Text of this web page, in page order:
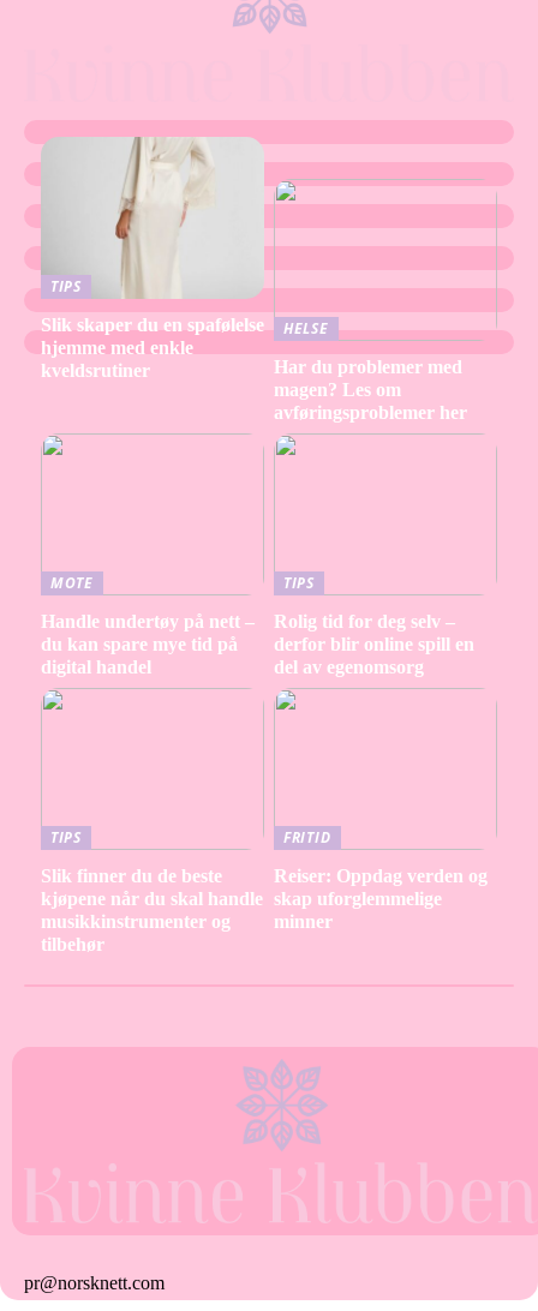
TIPS
Slik skaper du en spafølelse
hjemme med enkle
kveldsrutiner
HELSE
Har du problemer med
magen? Les om
avføringsproblemer her
MOTE
Handle undertøy på nett –
du kan spare mye tid på
digital handel
TIPS
Rolig tid for deg selv –
derfor blir online spill en
del av egenomsorg
TIPS
Slik finner du de beste
kjøpene når du skal handle
musikkinstrumenter og
tilbehør
FRITID
Reiser: Oppdag verden og
skap uforglemmelige
minner
pr@norsknett.com